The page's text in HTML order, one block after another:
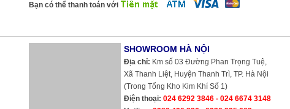
Bạn có thể thanh toán với
SHOWROOM HÀ NỘI
Địa chỉ: Km số 03 Đường Phan Trọng Tuệ,
Xã Thanh Liệt, Huyện Thanh Trì, TP. Hà Nội
(Trong Tổng Kho Kim Khí Số 1)
Điện thoại: 024 6292 3846 - 024 6674 3148